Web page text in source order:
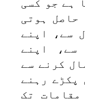
ہے جو کسی
حاصل ہوتی
سے، اپنے
سے، اپنے
کرنے سے
پکڑے رہنے
تک